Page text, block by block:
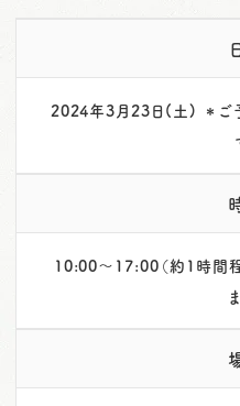
2024年3月23日(土) ＊ご
10:00～17:00（約1時間